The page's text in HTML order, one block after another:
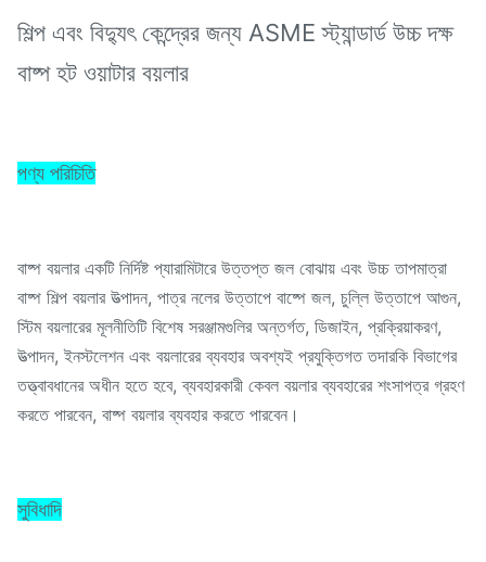
শিল্প এবং বিদ্যুৎ কেন্দ্রের জন্য ASME স্ট্যান্ডার্ড উচ্চ দক্ষ
বাষ্প হট ওয়াটার বয়লার
পণ্য পরিচিতি
বাষ্প বয়লার একটি নির্দিষ্ট প্যারামিটারে উত্তপ্ত জল বোঝায় এবং উচ্চ তাপমাত্রা
বাষ্প শিল্প বয়লার উত্পাদন, পাত্র নলের উত্তাপে বাষ্পে জল, চুল্লি উত্তাপে আগুন,
স্টিম বয়লারের মূলনীতিটি বিশেষ সরঞ্জামগুলির অন্তর্গত, ডিজাইন, প্রক্রিয়াকরণ,
উত্পাদন, ইনস্টলেশন এবং বয়লারের ব্যবহার অবশ্যই প্রযুক্তিগত তদারকি বিভাগের
তত্ত্বাবধানের অধীন হতে হবে, ব্যবহারকারী কেবল বয়লার ব্যবহারের শংসাপত্র গ্রহণ
করতে পারবেন, বাষ্প বয়লার ব্যবহার করতে পারবেন।
সুবিধাদি